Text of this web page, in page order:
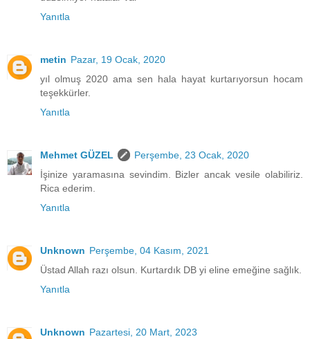
Yanıtla
metin Pazar, 19 Ocak, 2020
yıl olmuş 2020 ama sen hala hayat kurtarıyorsun hocam
teşekkürler.
Yanıtla
Mehmet GÜZEL
Perşembe, 23 Ocak, 2020
İşinize yaramasına sevindim. Bizler ancak vesile olabiliriz.
Rica ederim.
Yanıtla
Unknown Perşembe, 04 Kasım, 2021
Üstad Allah razı olsun. Kurtardık DB yi eline emeğine sağlık.
Yanıtla
Unknown Pazartesi, 20 Mart, 2023